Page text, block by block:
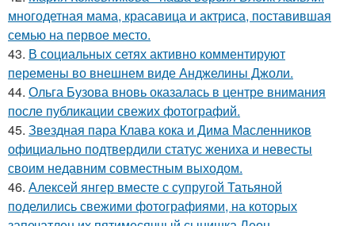
многодетная мама, красавица и актриса, поставившая
семью на первое место.
43. В социальных сетях активно комментируют
перемены во внешнем виде Анджелины Джоли.
44. Ольга Бузова вновь оказалась в центре внимания
после публикации свежих фотографий.
45. Звездная пара Клава кока и Дима Масленников
официально подтвердили статус жениха и невесты
своим недавним совместным выходом.
46. Алексей янгер вместе с супругой Татьяной
поделились свежими фотографиями, на которых